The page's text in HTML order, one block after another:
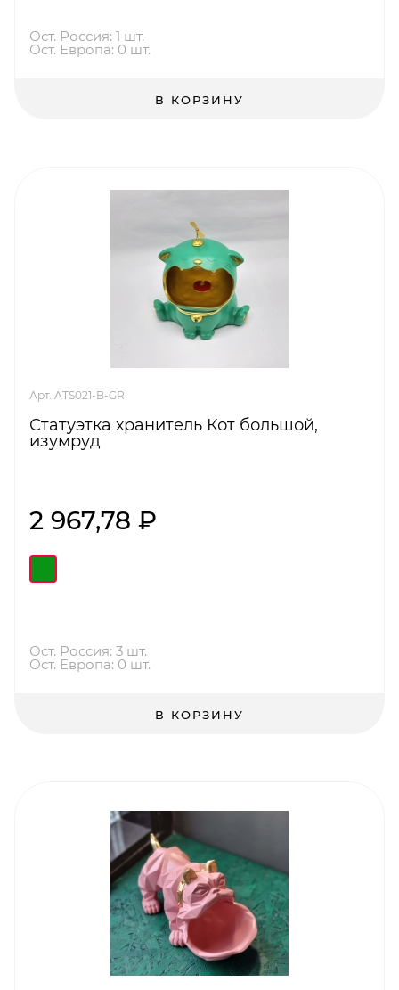
Ост. Россия: 1 шт.
Ост. Европа: 0 шт.
В КОРЗИНУ
Арт. ATS021-B-GR
Статуэтка хранитель Кот большой,
изумруд
2 967,78 ₽
Ост. Россия: 3 шт.
Ост. Европа: 0 шт.
В КОРЗИНУ